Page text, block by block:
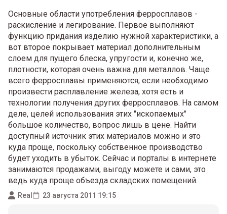
Основные области употребления ферросплавов -
раскисление и легирование. Первое выполняют
функцию придания изделию нужной характеристики, а
вот второе покрывает материал дополнительным
слоем для пущего блеска, упругости и, конечно же,
плотности, которая очень важна для металлов. Чаще
всего ферросплавы применяются, если необходимо
произвести расплавление железа, хотя есть и
технологии получения других ферросплавов. На самом
деле, целей использования этих "ископаемых"
большое количество, вопрос лишь в цене. Найти
доступный источник этих материалов можно и это
куда проще, поскольку собственное производство
будет уходить в убыток. Сейчас и порталы в интернете
занимаются продажами, выгоду можете и сами, это
ведь куда проще объезда складских помещений.
Real 23 августа 2011 19:15